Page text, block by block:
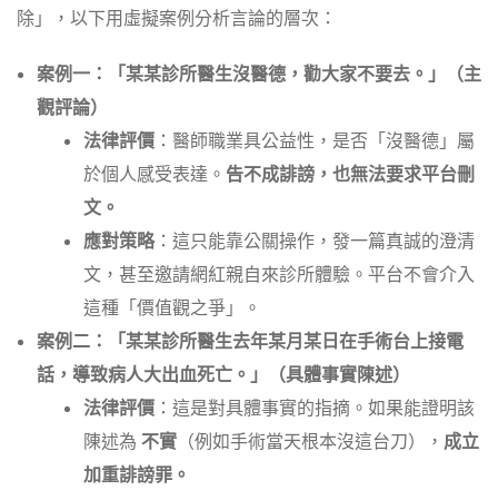
除」，以下用虛擬案例分析言論的層次：
案例一：「某某診所醫生沒醫德，勸大家不要去。」（主
觀評論）
法律評價 ：醫師職業具公益性，是否「沒醫德」屬
於個人感受表達。 告不成誹謗，也無法要求平台刪
文。
應對策略：這只能靠公關操作，發一篇真誠的澄清
文，甚至邀請網紅親自來診所體驗。平台不會介入
這種「價值觀之爭」。
案例二：「某某診所醫生去年某月某日在手術台上接電
話，導致病人大出血死亡。」（具體事實陳述）
法律評價 ：這是對具體事實的指摘。如果能證明該
陳述為 不實 （例如手術當天根本沒這台刀）， 成立
加重誹謗罪。